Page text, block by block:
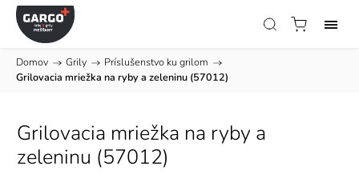
Domov / Grily / Príslušenstvo ku grilom /
Grilovacia mriežka na ryby a zeleninu (57012)
Grilovacia mriežka na ryby a
zeleninu (57012)